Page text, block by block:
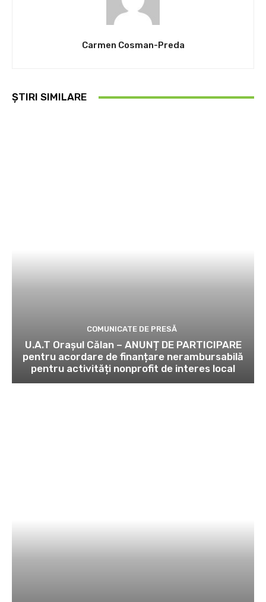
Carmen Cosman-Preda
ȘTIRI SIMILARE
COMUNICATE DE PRESĂ
U.A.T Orașul Călan – ANUNȚ DE PARTICIPARE
pentru acordare de finanțare nerambursabilă
pentru activități nonprofit de interes local